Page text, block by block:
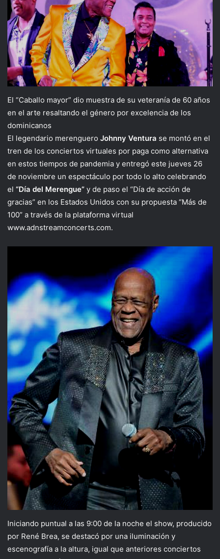
El “Caballo mayor” dio muestra de su veteranía de 60 años
en el arte resaltando el género por excelencia de los
dominicanos
El legendario merenguero Johnny Ventura se montó en el
tren de los conciertos virtuales por paga como alternativa
en estos tiempos de pandemia y entregó este jueves 26
de noviembre un espectáculo por todo lo alto celebrando
el “Día del Merengue” y de paso el “Día de acción de
gracias” en los Estados Unidos con su propuesta “Más de
100” a través de la plataforma virtual
www.adnstreamconcerts.com.
Iniciando puntual a las 9:00 de la noche el show, producido
por René Brea, se destacó por una iluminación y
escenografía a la altura, igual que anteriores conciertos